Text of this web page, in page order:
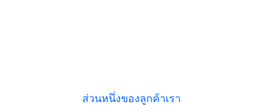
ส่วนหนึ่งของลูกค้าเรา